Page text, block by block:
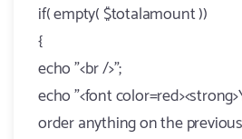
if( empty( $totalamount ))
{
echo "<br />";
echo "<font
order anything on the